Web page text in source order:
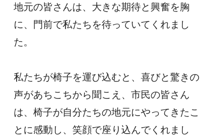
地元の皆さんは、大きな期待と興奮を胸
に、門前で私たちを待っていてくれまし
た。
私たちが椅子を運び込むと、喜びと驚きの
声があちこちから聞こえ、市民の皆さん
は、椅子が自分たちの地元にやってきたこ
とに感動し、笑顔で座り込んでくれまし